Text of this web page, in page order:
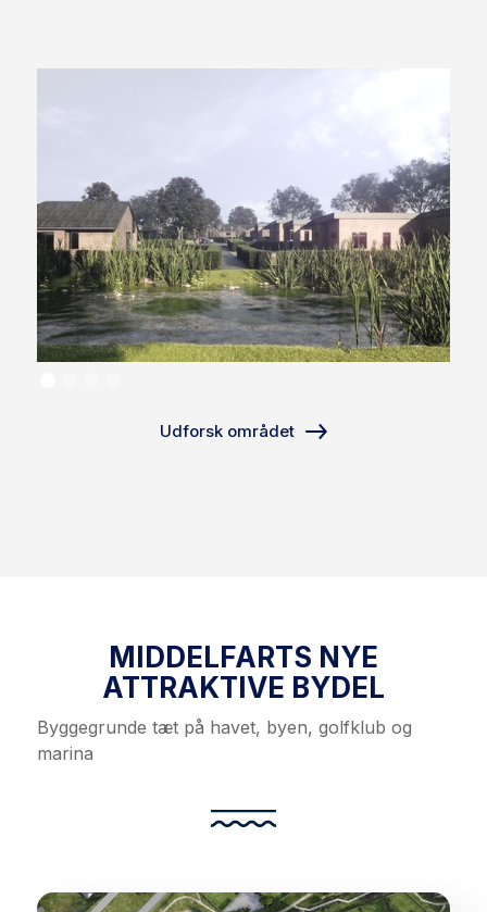
Udforsk området
MIDDELFARTS NYE
ATTRAKTIVE BYDEL
Byggegrunde tæt på havet, byen, golfklub og
marina